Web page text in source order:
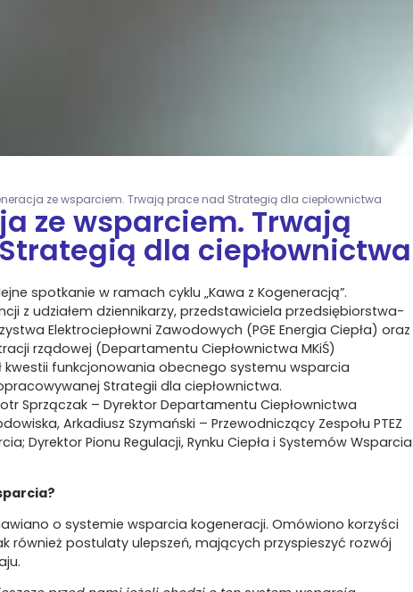
ze wsparciem. Trwają prace nad Strategią dla ciepłownictwa
ze wsparciem. Trwają
dla ciepłownictwa
spotkanie w ramach cyklu „Kawa z Kogeneracją”.
z udziałem dziennikarzy, przedstawiciela przedsiębiorstwa-
Elektrociepłowni Zawodowych (PGE Energia Ciepła) oraz
rządowej (Departamentu Ciepłownictwa MKiŚ)
kwestii funkcjonowania obecnego systemu wsparcia
Strategii dla ciepłownictwa.
Sprzączak – Dyrektor Departamentu Ciepłownictwa
Arkadiusz Szymański – Przewodniczący Zespołu PTEZ
Dyrektor Pionu Regulacji, Rynku Ciepła i Systemów Wsparcia
o systemie wsparcia kogeneracji. Omówiono korzyści
również postulaty ulepszeń, mających przyspieszyć rozwój